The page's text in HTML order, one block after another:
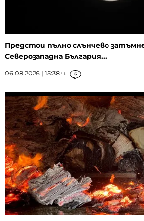
Предстои пълно слънчево
Северозападна България...
06.08.2026 | 15:38 ч. 5